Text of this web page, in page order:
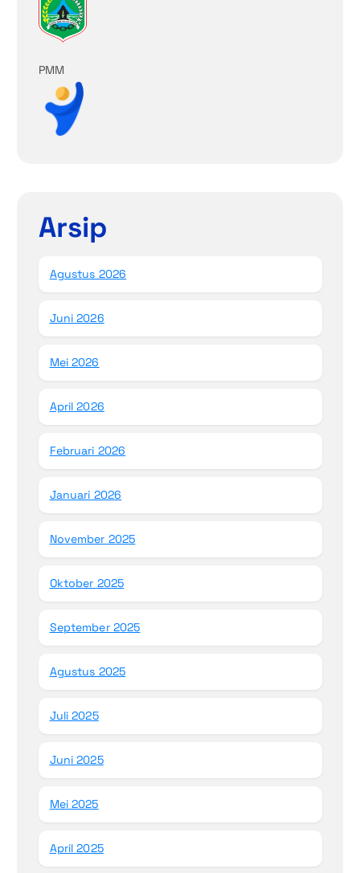
PMM
Arsip
Agustus 2026
Juni 2026
Mei 2026
April 2026
Februari 2026
Januari 2026
November 2025
Oktober 2025
September 2025
Agustus 2025
Juli 2025
Juni 2025
Mei 2025
April 2025